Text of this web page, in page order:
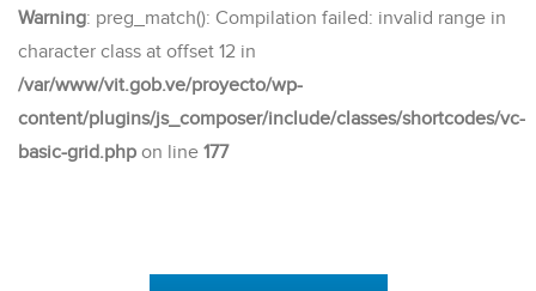
Warning: preg_match(): Compilation failed: invalid range in
character class at offset 12 in
/var/www/vit.gob.ve/proyecto/wp-
content/plugins/js_composer/include/classes/shortcodes/vc-
basic-grid.php on line 177